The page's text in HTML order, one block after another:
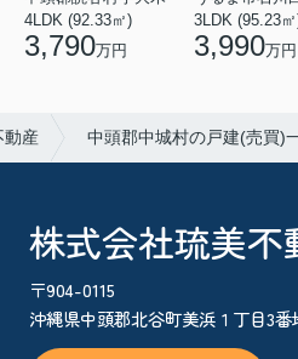
4LDK (92.33㎡)
3,790万円
3LDK (95.23
3,990万円
動産 中頭郡中城村の戸建(売買)
株式会社琉美不
〒904-0115
沖縄県中頭郡北谷町美浜１丁目3番